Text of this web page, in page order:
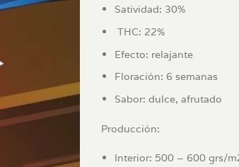
Satividad: 30%
THC: 22%
Efecto: relajante
Floración: 6 semanas
Sabor: dulce, afrutado
Producción:
Interior: 500 – 600 grs/